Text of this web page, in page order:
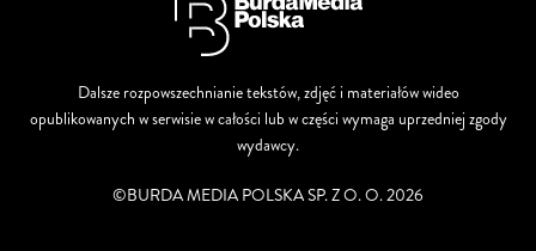
Dalsze rozpowszechnianie tekstów, zdjęć i materiałów wideo
opublikowanych w serwisie w całości lub w części wymaga uprzedniej zgody
wydawcy.
©BURDA MEDIA POLSKA SP. Z O. O. 2026